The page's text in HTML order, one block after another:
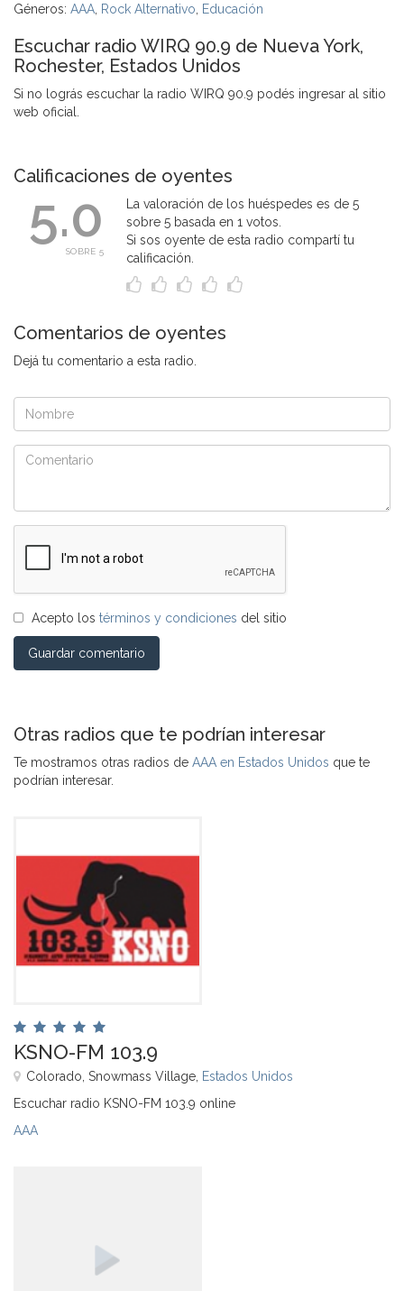
Géneros: AAA Rock Alternativo Educación
Escuchar radio WIRQ 90.9 de Nueva York,
Rochester, Estados Unidos
Si no lográs escuchar la radio WIRQ 90.9 podés ingresar al sitio
web oficial.
Calificaciones de oyentes
5.0
SOBRE 5
La valoración de los huéspedes es de 5
sobre 5 basada en 1 votos.
Si sos oyente de esta radio compartí tu
calificación.
Comentarios de oyentes
Dejá tu comentario a esta radio.
Acepto los términos y condiciones del sitio
Guardar comentario
Otras radios que te podrían interesar
Te mostramos otras radios de AAA en Estados Unidos que te
podrían interesar.
KSNO-FM 103.9
Colorado, Snowmass Village, Estados Unidos
Escuchar radio KSNO-FM 103.9 online
AAA